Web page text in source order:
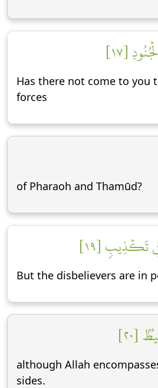
[١٧]
Has there not come to you
forces
of Pharaoh and Thamūd?
تَكۡذِيبٖ [١٩]
But the disbelievers are in
[٢٠]
although Allah
sides.